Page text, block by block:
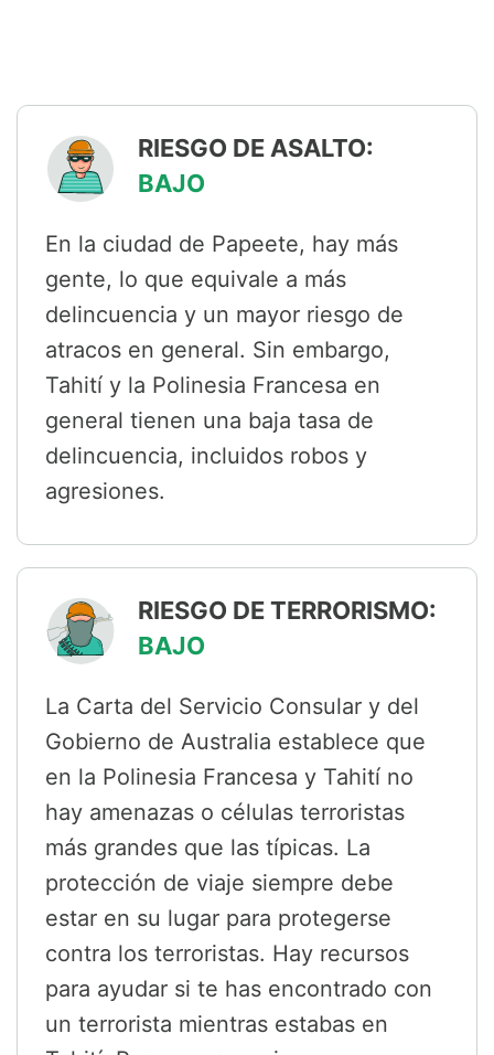
RIESGO DE ASALTO:
BAJO
En la ciudad de Papeete, hay más
gente, lo que equivale a más
delincuencia y un mayor riesgo de
atracos en general. Sin embargo,
Tahití y la Polinesia Francesa en
general tienen una baja tasa de
delincuencia, incluidos robos y
agresiones.
RIESGO DE TERRORISMO:
BAJO
La Carta del Servicio Consular y del
Gobierno de Australia establece que
en la Polinesia Francesa y Tahití no
hay amenazas o células terroristas
más grandes que las típicas. La
protección de viaje siempre debe
estar en su lugar para protegerse
contra los terroristas. Hay recursos
para ayudar si te has encontrado con
un terrorista mientras estabas en